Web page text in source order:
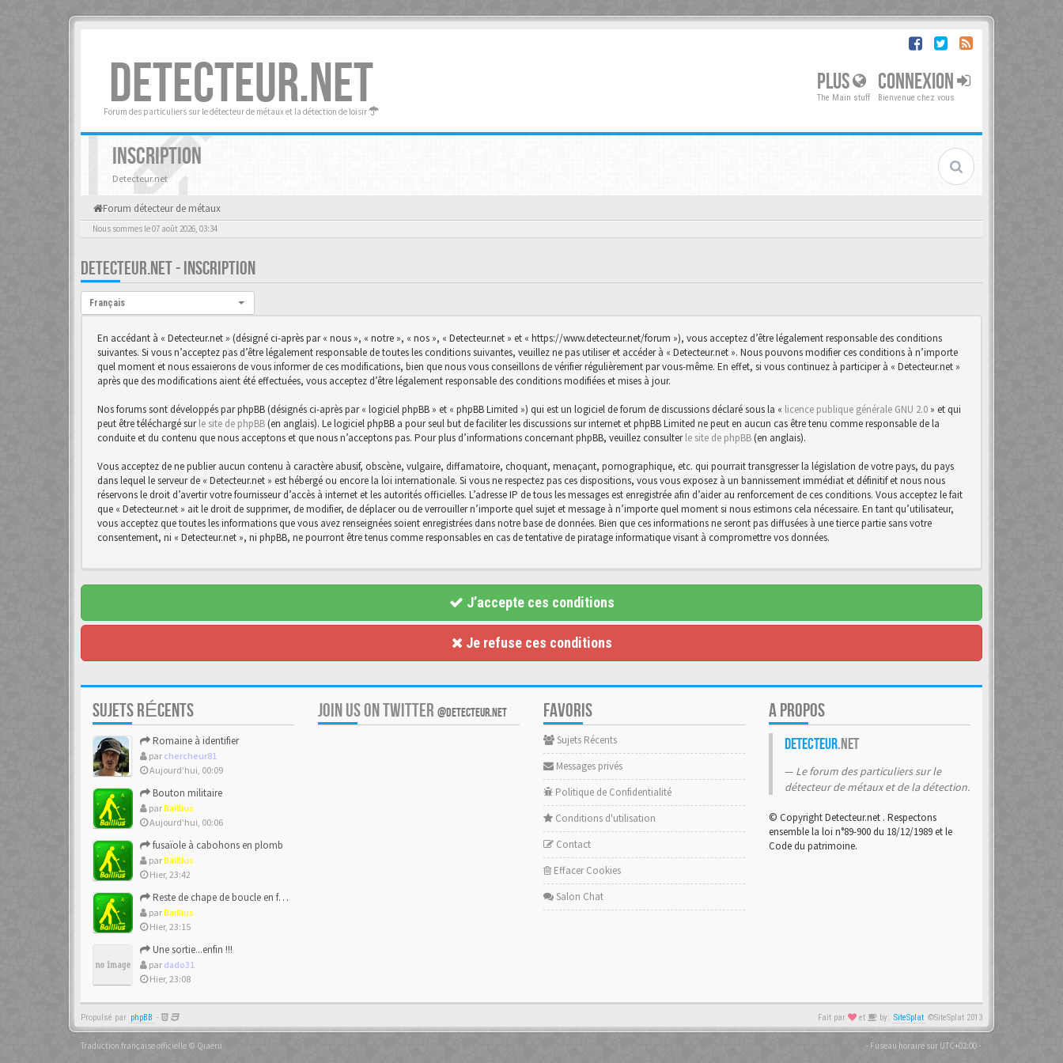
DETECTEUR.NET
Forum des particuliers sur le détecteur de métaux et la détection de loisir
PLUS
The Main stuff
CONNEXION
Bienvenue chez vous
INSCRIPTION
Detecteur.net
Forum détecteur de métaux
Nous sommes le 07 août 2026, 03:34
DETECTEUR.NET - INSCRIPTION
Langue :
Français
En accédant à « Detecteur.net » (désigné ci-après par « nous », « notre », « nos », « Detecteur.net » et « https://www.detecteur.net/forum »), vous acceptez d’être légalement responsable des conditions
suivantes. Si vous n’acceptez pas d’être légalement responsable de toutes les conditions suivantes, veuillez ne pas utiliser et accéder à « Detecteur.net ». Nous pouvons modifier ces conditions à n’importe
quel moment et nous essaierons de vous informer de ces modifications, bien que nous vous conseillons de vérifier régulièrement par vous-même. En effet, si vous continuez à participer à « Detecteur.net »
après que des modifications aient été effectuées, vous acceptez d’être légalement responsable des conditions modifiées et mises à jour.
Nos forums sont développés par phpBB (désignés ci-après par « logiciel phpBB » et « phpBB Limited ») qui est un logiciel de forum de discussions déclaré sous la « licence publique générale GNU 2.0 » et qui
peut être téléchargé surle site de phpBB (en anglais). Le logiciel phpBB a pour seul but de faciliter les discussions sur internet et phpBB Limited ne peut en aucun cas être tenu comme responsable de la
conduite et du contenu que nous acceptons et que nous n’acceptons pas. Pour plus d’informations concernant phpBB, veuillez consulterle site de phpBB (en anglais).
Vous acceptez de ne publier aucun contenu à caractère abusif, obscène, vulgaire, diffamatoire, choquant, menaçant, pornographique, etc. qui pourrait transgresser la législation de votre pays, du pays
dans lequel le serveur de « Detecteur.net » est hébergé ou encore la loi internationale. Si vous ne respectez pas ces dispositions, vous vous exposez à un bannissement immédiat et définitif et nous nous
réservons le droit d’avertir votre fournisseur d’accès à internet et les autorités officielles. L’adresse IP de tous les messages est enregistrée afin d’aider au renforcement de ces conditions. Vous acceptez le fait
que « Detecteur.net » ait le droit de supprimer, de modifier, de déplacer ou de verrouiller n’importe quel sujet et message à n’importe quel moment si nous estimons cela nécessaire. En tant qu’utilisateur,
vous acceptez que toutes les informations que vous avez renseignées soient enregistrées dans notre base de données. Bien que ces informations ne seront pas diffusées à une tierce partie sans votre
consentement, ni « Detecteur.net », ni phpBB, ne pourront être tenus comme responsables en cas de tentative de piratage informatique visant à compromettre vos données.
J’accepte ces conditions
Je refuse ces conditions
SUJETS RÉCENTS
Romaine à identifier
par chercheur81
Aujourd’hui, 00:09
Bouton militaire
parBaillius
Aujourd’hui, 00:06
fusaïole à cabohons en plomb
parBaillius
Hier, 23:42
Reste de chape de boucle en forme de ??
parBaillius
Hier, 23:15
Une sortie...enfin !!!
par dado31
Hier, 23:08
JOIN US ON TWITTER @DETECTEUR.NET FAVORIS
Sujets Récents
Messages privés
Politique de Confidentialité
Conditions d'utilisation
Contact
Effacer Cookies
Salon Chat
A PROPOS
Detecteur.net
Le forum des particuliers sur le
détecteur de métaux et de la détection.
© Copyright Detecteur.net . Respectons
ensemble la loi n°89-900 du 18/12/1989 et le
Code du patrimoine.
Propulsé par phpBB - Fait par et by: SiteSplat ©SiteSplat 2013
Traduction française officielle © Qiaeru - Fuseau horaire sur UTC+02:00 -